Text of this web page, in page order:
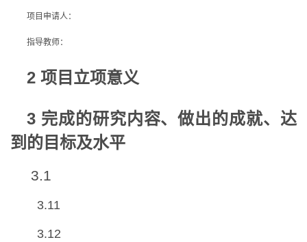
项目申请人：
指导教师：
2 项目立项意义
3 完成的研究内容、做出的成就、达
到的目标及水平
3.1
3.11
3.12